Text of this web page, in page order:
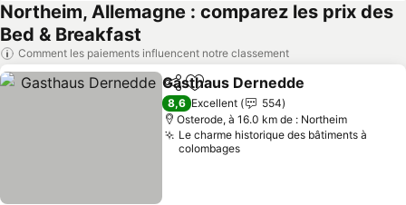
Northeim, Allemagne : comparez les prix des
Bed & Breakfast
Comment les paiements influencent notre classement
PartagerAjouter à mes favoris
Gasthaus Dernedde
8,6 Excellent
554
Osterode, à 16.0 km de : Northeim
Le charme historique des bâtiments à
colombages